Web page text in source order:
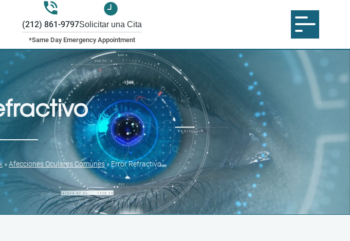
(212) 861-9797Solicitar una Cita
»Afecciones Oculares Comunes»Error Refractivo